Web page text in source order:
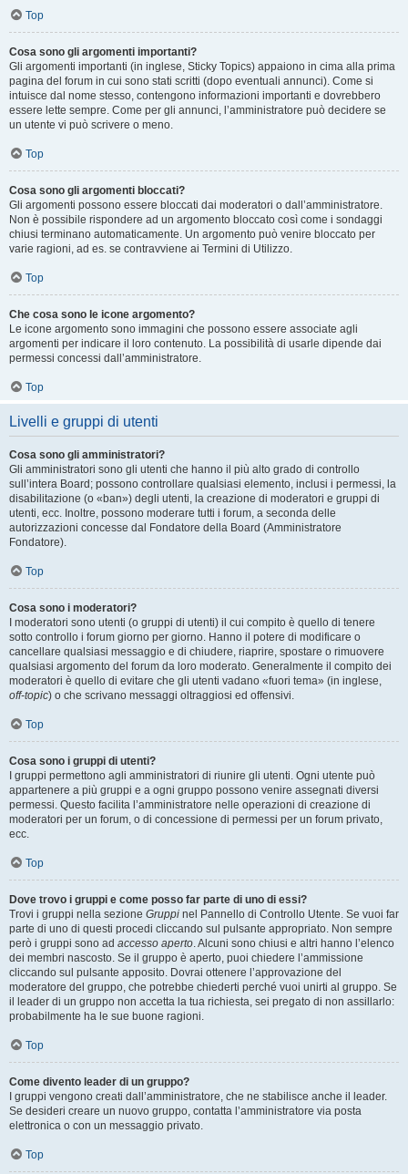
Top
Cosa sono gli argomenti importanti?
Gli argomenti importanti (in inglese, Sticky Topics) appaiono in cima alla prima
pagina del forum in cui sono stati scritti (dopo eventuali annunci). Come si
intuisce dal nome stesso, contengono informazioni importanti e dovrebbero
essere lette sempre. Come per gli annunci, l’amministratore può decidere se
un utente vi può scrivere o meno.
Top
Cosa sono gli argomenti bloccati?
Gli argomenti possono essere bloccati dai moderatori o dall’amministratore.
Non è possibile rispondere ad un argomento bloccato così come i sondaggi
chiusi terminano automaticamente. Un argomento può venire bloccato per
varie ragioni, ad es. se contravviene ai Termini di Utilizzo.
Top
Che cosa sono le icone argomento?
Le icone argomento sono immagini che possono essere associate agli
argomenti per indicare il loro contenuto. La possibilità di usarle dipende dai
permessi concessi dall’amministratore.
Top
Livelli e gruppi di utenti
Cosa sono gli amministratori?
Gli amministratori sono gli utenti che hanno il più alto grado di controllo
sull’intera Board; possono controllare qualsiasi elemento, inclusi i permessi, la
disabilitazione (o «ban») degli utenti, la creazione di moderatori e gruppi di
utenti, ecc. Inoltre, possono moderare tutti i forum, a seconda delle
autorizzazioni concesse dal Fondatore della Board (Amministratore
Fondatore).
Top
Cosa sono i moderatori?
I moderatori sono utenti (o gruppi di utenti) il cui compito è quello di tenere
sotto controllo i forum giorno per giorno. Hanno il potere di modificare o
cancellare qualsiasi messaggio e di chiudere, riaprire, spostare o rimuovere
qualsiasi argomento del forum da loro moderato. Generalmente il compito dei
moderatori è quello di evitare che gli utenti vadano «fuori tema» (in inglese,
off-topic) o che scrivano messaggi oltraggiosi ed offensivi.
Top
Cosa sono i gruppi di utenti?
I gruppi permettono agli amministratori di riunire gli utenti. Ogni utente può
appartenere a più gruppi e a ogni gruppo possono venire assegnati diversi
permessi. Questo facilita l’amministratore nelle operazioni di creazione di
moderatori per un forum, o di concessione di permessi per un forum privato,
ecc.
Top
Dove trovo i gruppi e come posso far parte di uno di essi?
Trovi i gruppi nella sezione Gruppi nel Pannello di Controllo Utente. Se vuoi far
parte di uno di questi procedi cliccando sul pulsante appropriato. Non sempre
però i gruppi sono ad accesso aperto. Alcuni sono chiusi e altri hanno l’elenco
dei membri nascosto. Se il gruppo è aperto, puoi chiedere l’ammissione
cliccando sul pulsante apposito. Dovrai ottenere l’approvazione del
moderatore del gruppo, che potrebbe chiederti perché vuoi unirti al gruppo. Se
il leader di un gruppo non accetta la tua richiesta, sei pregato di non assillarlo:
probabilmente ha le sue buone ragioni.
Top
Come divento leader di un gruppo?
I gruppi vengono creati dall’amministratore, che ne stabilisce anche il leader.
Se desideri creare un nuovo gruppo, contatta l’amministratore via posta
elettronica o con un messaggio privato.
Top